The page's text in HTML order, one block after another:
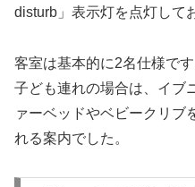
disturb」表示灯を点灯して
客室は基本的に2名仕様で
子ども連れの場合は、イブ
ァーベッドやベビークリブ
れる案内でした。